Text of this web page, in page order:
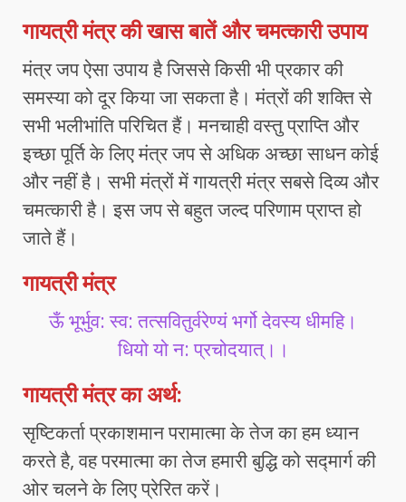
गायत्री मंत्र की खास बातें और चमत्कारी उपाय
मंत्र जप ऐसा उपाय है जिससे किसी भी प्रकार की
समस्या को दूर किया जा सकता है। मंत्रों की शक्ति से
सभी भलीभांति परिचित हैं। मनचाही वस्तु प्राप्ति और
इच्छा पूर्ति के लिए मंत्र जप से अधिक अच्छा साधन कोई
और नहीं है। सभी मंत्रों में गायत्री मंत्र सबसे दिव्य और
चमत्कारी है। इस जप से बहुत जल्द परिणाम प्राप्त हो
जाते हैं।
गायत्री मंत्र
ऊँ भूर्भुव: स्व: तत्सवितुर्वरेण्यं भर्गो देवस्य धीमहि।
धियो यो न: प्रचोदयात्।।
गायत्री मंत्र का अर्थ:
सृष्टिकर्ता प्रकाशमान परामात्मा के तेज का हम ध्यान
करते है, वह परमात्मा का तेज हमारी बुद्धि को सद्मार्ग की
ओर चलने के लिए प्रेरित करें।